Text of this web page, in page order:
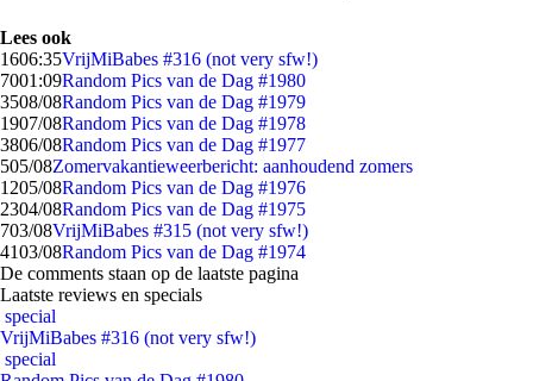
Lees ook
1606:35VrijMiBabes #316 (not very sfw!)
7001:09Random Pics van de Dag #1980
3508/08Random Pics van de Dag #1979
1907/08Random Pics van de Dag #1978
3806/08Random Pics van de Dag #1977
505/08Zomervakantieweerbericht: aanhoudend zomers
1205/08Random Pics van de Dag #1976
2304/08Random Pics van de Dag #1975
703/08VrijMiBabes #315 (not very sfw!)
4103/08Random Pics van de Dag #1974
De comments staan op de laatste pagina
Laatste reviews en specials
special
VrijMiBabes #316 (not very sfw!)
special